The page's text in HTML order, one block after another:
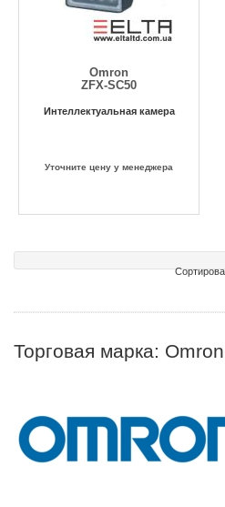
Omron
ZFX-SC50
Интеллектуальная камера
Уточните цену у менеджера
Торговая марка: Omron